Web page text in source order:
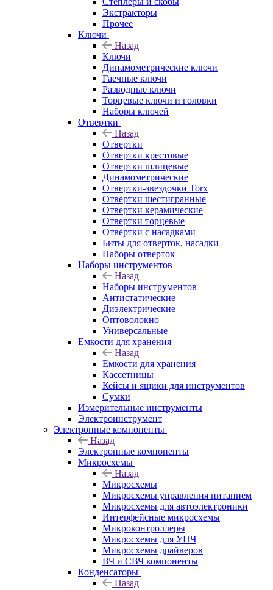
Экстракторы
Прочее
Ключи
Назад
Ключи
Динамометрические ключи
Гаечные ключи
Разводные ключи
Торцевые ключи и головки
Наборы ключей
Отвертки
Назад
Отвертки
Отвертки крестовые
Отвертки шлицевые
Динамометрические
Отвертки-звездочки Torx
Отвертки шестигранные
Отвертки керамические
Отвертки торцевые
Отвертки с насадками
Биты для отверток, насадки
Наборы отверток
Наборы инструментов
Назад
Наборы инструментов
Антистатические
Диэлектрические
Оптоволокно
Универсальные
Емкости для хранения
Назад
Емкости для хранения
Кассетницы
Кейсы и ящики для инструментов
Сумки
Измерительные инструменты
Электроинструмент
Электронные компоненты
Назад
Электронные компоненты
Микросхемы
Назад
Микросхемы
Микросхемы управления питанием
Микросхемы для автоэлектроники
Интерфейсные микросхемы
Микроконтроллеры
Микросхемы для УНЧ
Микросхемы драйверов
ВЧ и СВЧ компоненты
Конденсаторы
Назад